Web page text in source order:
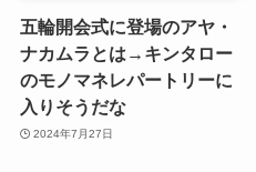
五輪開会式に登場のアヤ・
ナカムラとは→キンタロー
のモノマネレパートリーに
入りそうだな
2024年7月27日